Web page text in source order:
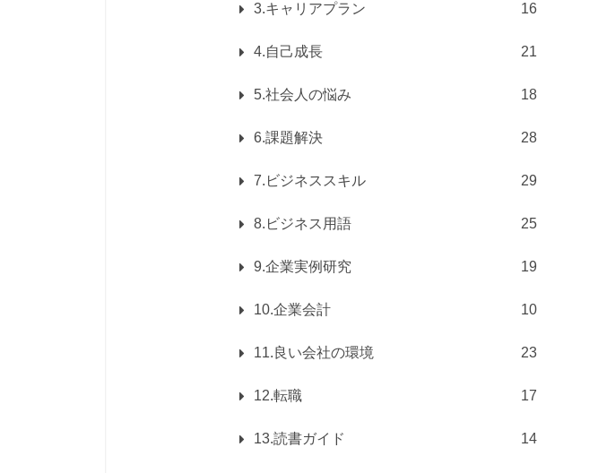
3.キャリアプラン 16
4.自己成長 21
5.社会人の悩み 18
6.課題解決 28
7.ビジネススキル 29
8.ビジネス用語 25
9.企業実例研究 19
10.企業会計 10
11.良い会社の環境 23
12.転職 17
13.読書ガイド 14